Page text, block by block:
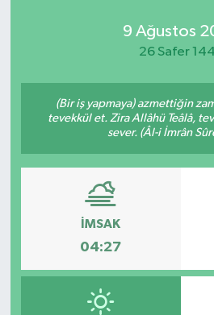
9 Ağustos
26 Safer
(Bir iş yapmaya) azmettiğin
tevekkül et. Zira Allâhü Teâlâ,
sever. (Âl-i İmrân
İMSAK
04:27